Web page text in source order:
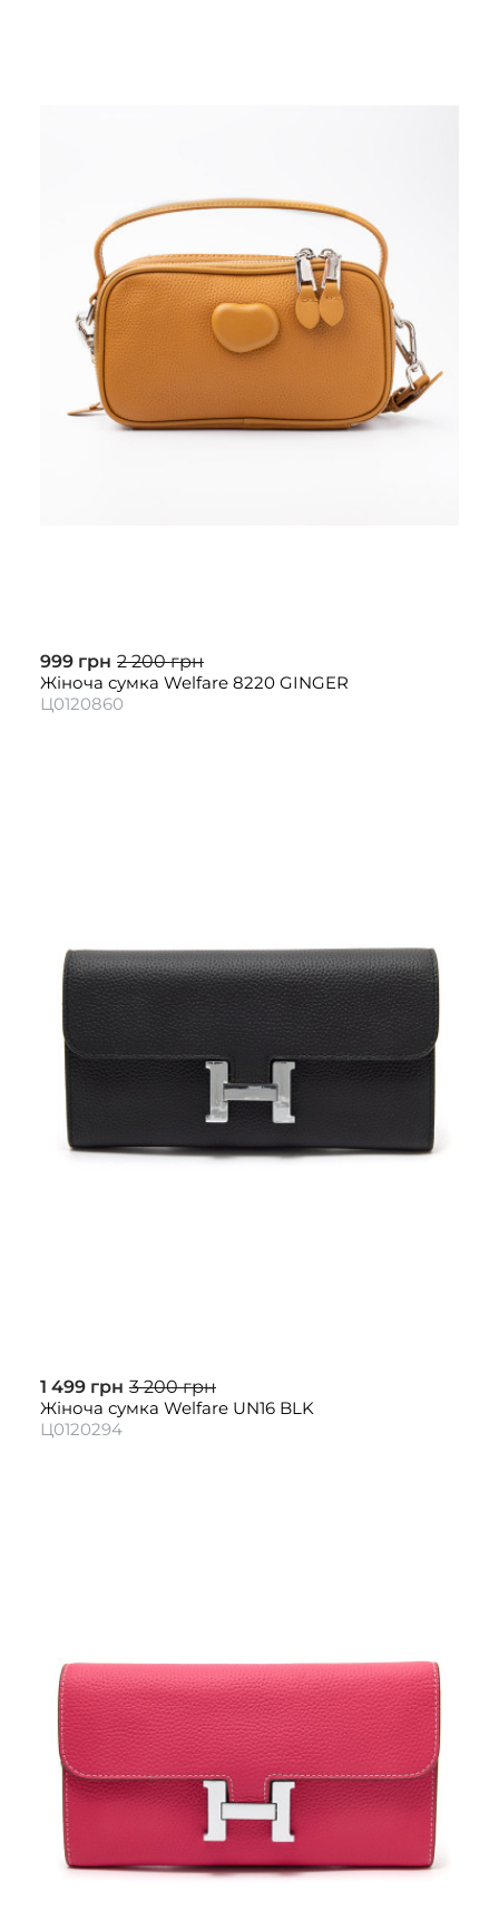
999 грн 2 200 грн
Жіноча сумка Welfare 8220 GINGER
Ц0120860
1 499 грн 3 200 грн
Жіноча сумка Welfare UN16 BLK
Ц0120294